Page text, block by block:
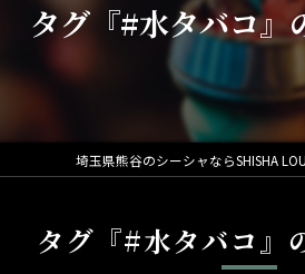
タグ『#水タバコ』
埼玉県熊谷のシーシャならSHISHA
タグ『#水タバコ』